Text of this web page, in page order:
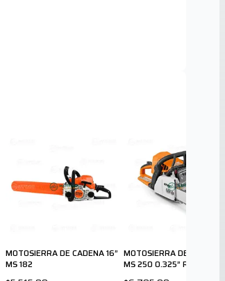
MOTOSIERRA DE CADENA 16”
MS 182
MOTOSIERRA DE CADENA
MS 250 0.325” RMC